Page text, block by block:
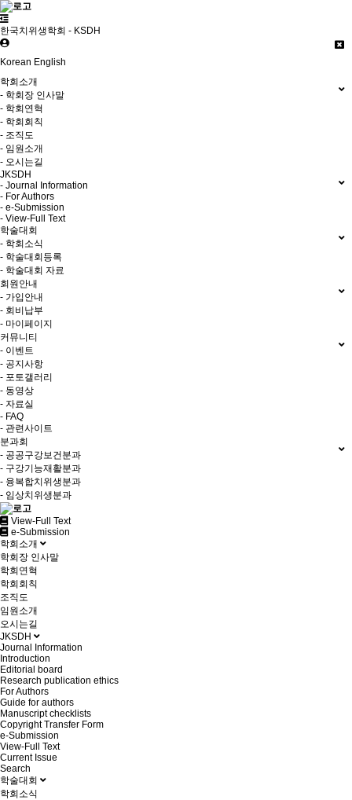
한국치위생학회 - KSDH
Korean English
학회소개
- 학회장 인사말
- 학회연혁
- 학회회칙
- 조직도
- 임원소개
- 오시는길
JKSDH
- Journal Information
- For Authors
- e-Submission
- View-Full Text
학술대회
- 학회소식
- 학술대회등록
- 학술대회 자료
회원안내
- 가입안내
- 회비납부
- 마이페이지
커뮤니티
- 이벤트
- 공지사항
- 포토갤러리
- 동영상
- 자료실
- FAQ
- 관련사이트
분과회
- 공공구강보건분과
- 구강기능재활분과
- 융복합치위생분과
- 임상치위생분과
View-Full Text
e-Submission
학회소개
학회장 인사말
학회연혁
학회회칙
조직도
임원소개
오시는길
JKSDH
Journal Information
Introduction
Editorial board
Research publication ethics
For Authors
Guide for authors
Manuscript checklists
Copyright Transfer Form
e-Submission
View-Full Text
Current Issue
Search
학술대회
학회소식